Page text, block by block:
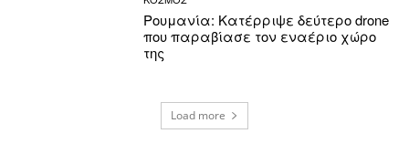
Ρουμανία: Κατέρριψε δεύτερο drone
που παραβίασε τον εναέριο χώρο
της
Load more